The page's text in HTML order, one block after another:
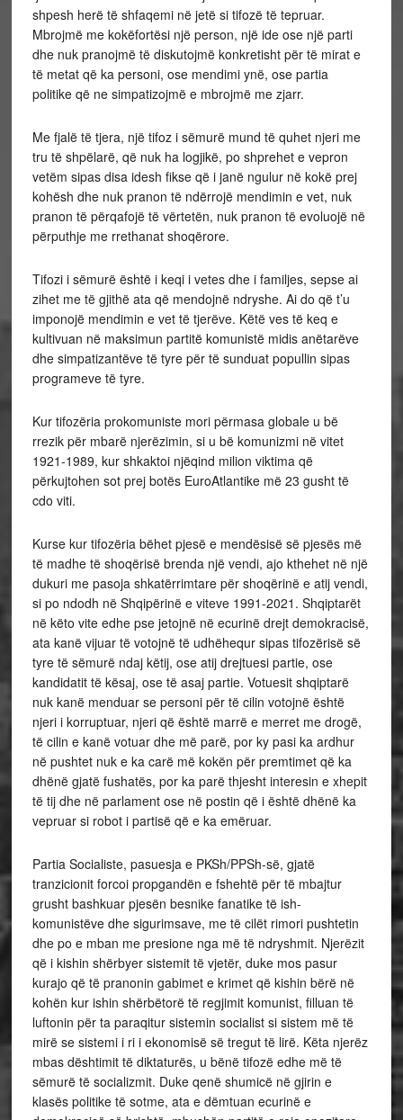
shpesh herë të shfaqemi në jetë si tifozë të tepruar.
Mbrojmë me kokëfortësi një person, një ide ose një parti
dhe nuk pranojmë të diskutojmë konkretisht për të mirat e
të metat që ka personi, ose mendimi ynë, ose partia
politike që ne simpatizojmë e mbrojmë me zjarr.
Me fjalë të tjera, një tifoz i sëmurë mund të quhet njeri me
tru të shpëlarë, që nuk ha logjikë, po shprehet e vepron
vetëm sipas disa idesh fikse që i janë ngulur në kokë prej
kohësh dhe nuk pranon të ndërrojë mendimin e vet, nuk
pranon të përqafojë të vërtetën, nuk pranon të evoluojë në
përputhje me rrethanat shoqërore.
Tifozi i sëmurë është i keqi i vetes dhe i familjes, sepse ai
zihet me të gjithë ata që mendojnë ndryshe. Ai do që t’u
imponojë mendimin e vet të tjerëve. Këtë ves të keq e
kultivuan në maksimun partitë komunistë midis anëtarëve
dhe simpatizantëve të tyre për të sunduat popullin sipas
programeve të tyre.
Kur tifozëria prokomuniste mori përmasa globale u bë
rrezik për mbarë njerëzimin, si u bë komunizmi në vitet
1921-1989, kur shkaktoi njëqind milion viktima që
përkujtohen sot prej botës EuroAtlantike më 23 gusht të
cdo viti.
Kurse kur tifozëria bëhet pjesë e mendësisë së pjesës më
të madhe të shoqërisë brenda një vendi, ajo kthehet në një
dukuri me pasoja shkatërrimtare për shoqërinë e atij vendi,
si po ndodh në Shqipërinë e viteve 1991-2021. Shqiptarët
në këto vite edhe pse jetojnë në ecurinë drejt demokracisë,
ata kanë vijuar të votojnë të udhëhequr sipas tifozërisë së
tyre të sëmurë ndaj këtij, ose atij drejtuesi partie, ose
kandidatit të kësaj, ose të asaj partie. Votuesit shqiptarë
nuk kanë menduar se personi për të cilin votojnë është
njeri i korruptuar, njeri që është marrë e merret me drogë,
të cilin e kanë votuar dhe më parë, por ky pasi ka ardhur
në pushtet nuk e ka carë më kokën për premtimet që ka
dhënë gjatë fushatës, por ka parë thjesht interesin e xhepit
të tij dhe në parlament ose në postin që i është dhënë ka
vepruar si robot i partisë që e ka emëruar.
Partia Socialiste, pasuesja e PKSh/PPSh-së, gjatë
tranzicionit forcoi propgandën e fshehtë për të mbajtur
grusht bashkuar pjesën besnike fanatike të ish-
komunistëve dhe sigurimsave, me të cilët rimori pushtetin
dhe po e mban me presione nga më të ndryshmit. Njerëzit
që i kishin shërbyer sistemit të vjetër, duke mos pasur
kurajo që të pranonin gabimet e krimet që kishin bërë në
kohën kur ishin shërbëtorë të regjimit komunist, filluan të
luftonin për ta paraqitur sistemin socialist si sistem më të
mirë se sistemi i ri i ekonomisë së tregut të lirë. Këta njerëz
mbas dështimit të diktaturës, u bënë tifozë edhe më të
sëmurë të socializmit. Duke qenë shumicë në gjirin e
klasës politike të sotme, ata e dëmtuan ecurinë e